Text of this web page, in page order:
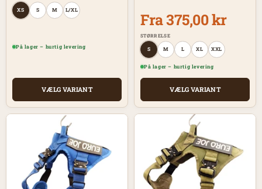
XS S M L/XL
På lager – hurtig levering
VÆLG VARIANT
Fra 375,00 kr
STØRRELSE
S M L XL XXL
På lager – hurtig levering
VÆLG VARIANT